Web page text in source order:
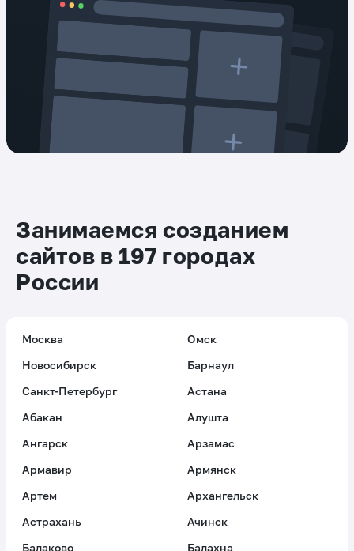
Занимаемся созданием
сайтов в 197 городах
России
Москва
Омск
Новосибирск
Барнаул
Санкт-Петербург
Астана
Абакан
Алушта
Ангарск
Арзамас
Армавир
Армянск
Артем
Архангельск
Астрахань
Ачинск
Балаково
Балахна